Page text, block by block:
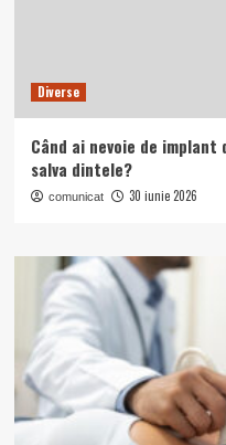
Diverse
Când ai nevoie de
salva dintele?
comunicat 30 iunie 2026